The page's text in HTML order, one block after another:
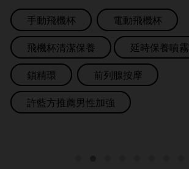
手動飛機杯 電動飛機杯
飛機杯清潔保養 延時保養噴霧
鎖精環 前列腺按摩
許藍方推薦男性加強